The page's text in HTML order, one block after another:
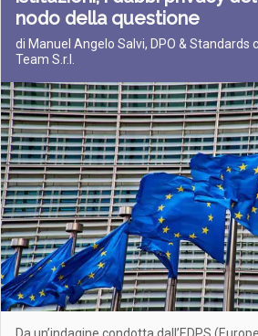
nodo della questione
di Manuel Angelo Salvi, DPO & Standards
Team S.r.l.